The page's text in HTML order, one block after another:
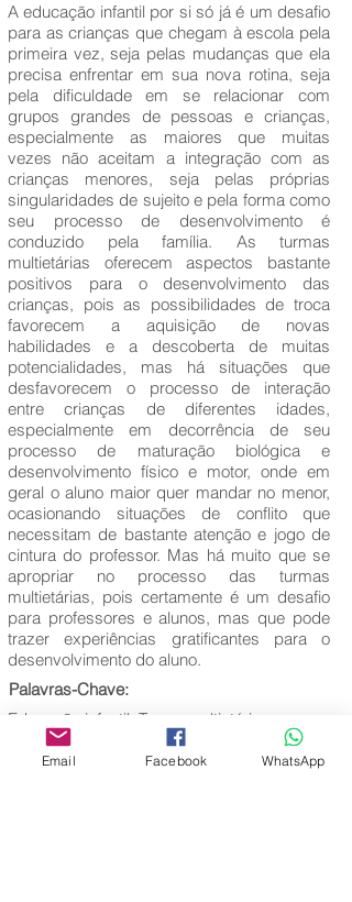
A educação infantil por si só já é um desafio
para as crianças que chegam à escola pela
primeira vez, seja pelas mudanças que ela
precisa enfrentar em sua nova rotina, seja
pela dificuldade em se relacionar com
grupos grandes de pessoas e crianças,
especialmente as maiores que muitas
vezes não aceitam a integração com as
crianças menores, seja pelas próprias
singularidades de sujeito e pela forma como
seu processo de desenvolvimento é
conduzido pela família. As turmas
multietárias oferecem aspectos bastante
positivos para o desenvolvimento das
crianças, pois as possibilidades de troca
favorecem a aquisição de novas
habilidades e a descoberta de muitas
potencialidades, mas há situações que
desfavorecem o processo de interação
entre crianças de diferentes idades,
especialmente em decorrência de seu
processo de maturação biológica e
desenvolvimento físico e motor, onde em
geral o aluno maior quer mandar no menor,
ocasionando situações de conflito que
necessitam de bastante atenção e jogo de
cintura do professor. Mas há muito que se
apropriar no processo das turmas
multietárias, pois certamente é um desafio
para professores e alunos, mas que pode
trazer experiências gratificantes para o
desenvolvimento do aluno.
Palavras-Chave:
Educação infantil; Turma multietária;
Estratégias pedagógicas.
Email Facebook WhatsApp